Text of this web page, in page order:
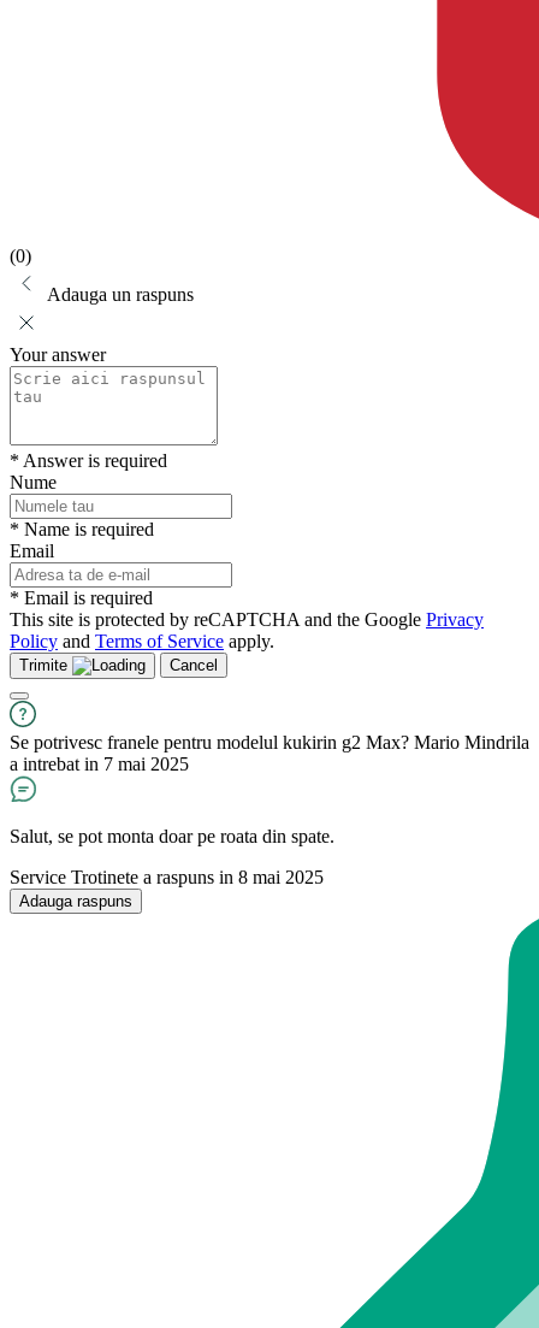
(0)
Adauga un raspuns
Your answer
* Answer is required
Nume
* Name is required
Email
* Email is required
This site is protected by reCAPTCHA and the Google Privacy
Policy and Terms of Service apply.
Trimite Cancel
Se potrivesc franele pentru modelul kukirin g2 Max? Mario Mindrila
a intrebat in 7 mai 2025
Salut, se pot monta doar pe roata din spate.
Service Trotinete a raspuns in 8 mai 2025
Adauga raspuns